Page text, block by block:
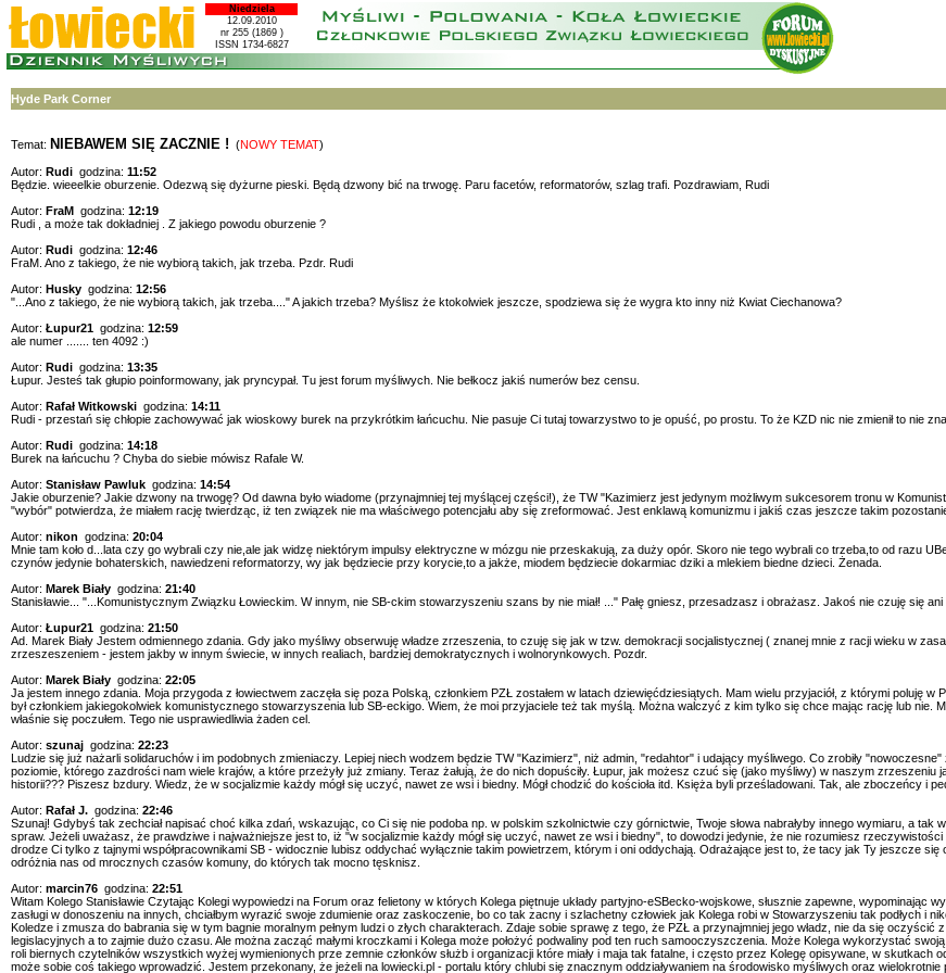
Niedziela
12.09.2010
nr 255 (1869 )
ISSN 1734-6827
Hyde Park Corner
Temat: NIEBAWEM SIĘ ZACZNIE ! (NOWY TEMAT)
Autor: Rudi godzina: 11:52
Będzie. wieeelkie oburzenie. Odezwą się dyżurne pieski. Będą dzwony bić na trwogę. Paru facetów, reformatorów, szlag trafi. Pozdrawiam, Rudi
Autor: FraM godzina: 12:19
Rudi , a może tak dokładniej . Z jakiego powodu oburzenie ?
Autor: Rudi godzina: 12:46
FraM. Ano z takiego, że nie wybiorą takich, jak trzeba. Pzdr. Rudi
Autor: Husky godzina: 12:56
"...Ano z takiego, że nie wybiorą takich, jak trzeba...." A jakich trzeba? Myślisz że ktokolwiek jeszcze, spodziewa się że wygra kto inny niż Kwiat Ciechanowa?
Autor: Łupur21 godzina: 12:59
ale numer ....... ten 4092 :)
Autor: Rudi godzina: 13:35
Łupur. Jesteś tak głupio poinformowany, jak pryncypał. Tu jest forum myśliwych. Nie bełkocz jakiś numerów bez censu.
Autor: Rafał Witkowski godzina: 14:11
Rudi - przestań się chłopie zachowywać jak wioskowy burek na przykrótkim łańcuchu. Nie pasuje Ci tutaj towarzystwo to je opuść, po prostu. To że KZD nic nie zmienił to nie
Autor: Rudi godzina: 14:18
Burek na łańcuchu ? Chyba do siebie mówisz Rafale W.
Autor: Stanisław Pawluk godzina: 14:54
Jakie oburzenie? Jakie dzwony na trwogę? Od dawna było wiadome (przynajmniej tej myślącej części!), że TW "Kazimierz jest jedynym możliwym sukcesorem tronu w
"wybór" potwierdza, że miałem rację twierdząc, iż ten związek nie ma właściwego potencjału aby się zreformować. Jest enklawą komunizmu i jakiś czas jeszcze takim
Autor: nikon godzina: 20:04
Mnie tam koło d...lata czy go wybrali czy nie,ale jak widzę niektórym impulsy elektryczne w mózgu nie przeskakują, za duży opór. Skoro nie tego wybrali co trzeba,to od razu
czynów jedynie bohaterskich, nawiedzeni reformatorzy, wy jak będziecie przy korycie,to a jakże, miodem będziecie dokarmiac dziki a mlekiem biedne dzieci. Żenada.
Autor: Marek Biały godzina: 21:40
Stanisławie... "...Komunistycznym Związku Łowieckim. W innym, nie SB-ckim stowarzyszeniu szans by nie miał! ..." Pałę gniesz, przesadzasz i obrażasz. Jakoś nie czuję się ani
Autor: Łupur21 godzina: 21:50
Ad. Marek Biały Jestem odmiennego zdania. Gdy jako myśliwy obserwuję władze zrzeszenia, to czuję się jak w tzw. demokracji socjalistycznej ( znanej mnie z racji wieku w
zrzeszeszeniem - jestem jakby w innym świecie, w innych realiach, bardziej demokratycznych i wolnorynkowych. Pozdr.
Autor: Marek Biały godzina: 22:05
Ja jestem innego zdania. Moja przygoda z łowiectwem zaczęła się poza Polską, członkiem PZŁ zostałem w latach dziewięćdziesiątych. Mam wielu przyjaciół, z którymi poluję
był członkiem jakiegokolwiek komunistycznego stowarzyszenia lub SB-eckigo. Wiem, że moi przyjaciele też tak myślą. Można walczyć z kim tylko się chce mając rację lub
właśnie się poczułem. Tego nie usprawiedliwia żaden cel.
Autor: szunaj godzina: 22:23
Ludzie się już nażarli solidaruchów i im podobnych zmieniaczy. Lepiej niech wodzem będzie TW "Kazimierz", niż admin, "redahtor" i udający myśliwego. Co zrobiły
poziomie, którego zazdrości nam wiele krajów, a które przeżyły już zmiany. Teraz żałują, że do nich dopuściły. Łupur, jak możesz czuć się (jako myśliwy) w naszym
historii??? Piszesz bzdury. Wiedz, że w socjalizmie każdy mógł się uczyć, nawet ze wsi i biedny. Mógł chodzić do kościoła itd. Księża byli prześladowani. Tak, ale zboczeńcy i
Autor: Rafał J. godzina: 22:46
Szunaj! Gdybyś tak zechciał napisać choć kilka zdań, wskazując, co Ci się nie podoba np. w polskim szkolnictwie czy górnictwie, Twoje słowa nabrałyby innego wymiaru, a tak
spraw. Jeżeli uważasz, że prawdziwe i najważniejsze jest to, iż "w socjalizmie każdy mógł się uczyć, nawet ze wsi i biedny", to dowodzi jedynie, że nie rozumiesz
drodze Ci tylko z tajnymi współpracownikami SB - widocznie lubisz oddychać wyłącznie takim powietrzem, którym i oni oddychają. Odrażające jest to, że tacy jak Ty jeszcze
odróżnia nas od mrocznych czasów komuny, do których tak mocno tęsknisz.
Autor: marcin76 godzina: 22:51
Witam Kolego Stanisławie Czytając Kolegi wypowiedzi na Forum oraz felietony w których Kolega piętnuje układy partyjno-eSBecko-wojskowe, słusznie zapewne,
zasługi w donoszeniu na innych, chciałbym wyrazić swoje zdumienie oraz zaskoczenie, bo co tak zacny i szlachetny człowiek jak Kolega robi w Stowarzyszeniu tak podłych i
Koledze i zmusza do babrania się w tym bagnie moralnym pełnym ludzi o złych charakterach. Zdaje sobie sprawę z tego, że PZŁ a przynajmniej jego władz, nie da się oczyścić
legislacyjnych a to zajmie dużo czasu. Ale można zacząć małymi kroczkami i Kolega może położyć podwaliny pod ten ruch samooczyszczenia. Może Kolega wykorzystać
roli biernych czytelników wszystkich wyżej wymienionych prze zemnie członków służb i organizacji które miały i maja tak fatalne, i często przez Kolegę opisywane, w skutkach
może sobie coś takiego wprowadzić. Jestem przekonany, że jeżeli na lowiecki.pl - portalu który chlubi się znacznym oddziaływaniem na środowisko myśliwych oraz